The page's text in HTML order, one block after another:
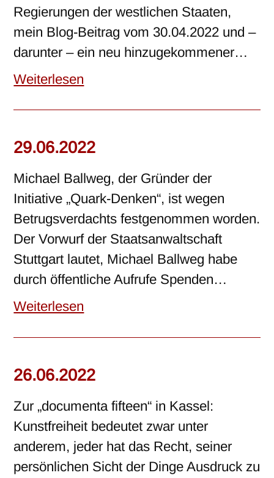
Regierungen der westlichen Staaten,
mein Blog-Beitrag vom 30.04.2022 und –
darunter – ein neu hinzugekommener…
Weiterlesen
29.06.2022
Michael Ballweg, der Gründer der
Initiative „Quark-Denken“, ist wegen
Betrugsverdachts festgenommen worden.
Der Vorwurf der Staatsanwaltschaft
Stuttgart lautet, Michael Ballweg habe
durch öffentliche Aufrufe Spenden…
Weiterlesen
26.06.2022
Zur „documenta fifteen“ in Kassel:
Kunstfreiheit bedeutet zwar unter
anderem, jeder hat das Recht, seiner
persönlichen Sicht der Dinge Ausdruck zu